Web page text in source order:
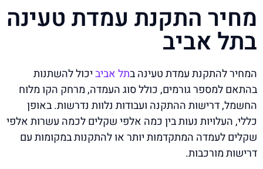
מחיר התקנת עמדת טעינה
בתל אביב
המחיר להתקנת עמדת טעינה בתל אביביכול להשתנות
בהתאם למספר גורמים, כולל סוג העמדה, מרחק הקו מלוח
החשמל, דרישות ההתקנה ועבודות נלוות נדרשות. באופן
כללי, העלויות נעות בין כמה אלפי שקלים לכמה עשרות אלפי
שקלים לעמדה המתקדמות יותר או להתקנות במקומות עם
דרישות מורכבות.